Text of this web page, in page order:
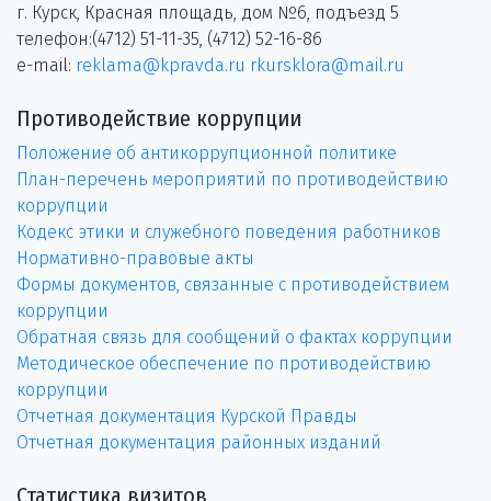
г. Курск, Красная площадь, дом №6, подъезд 5
телефон:(4712) 51-11-35, (4712) 52-16-86
e-mail: reklama@kpravda.ru rkursklora@mail.ru
Противодействие коррупции
Положение об антикоррупционной политике
План-перечень мероприятий по противодействию
коррупции
Кодекс этики и служебного поведения работников
Нормативно-правовые акты
Формы документов, связанные с противодействием
коррупции
Обратная связь для сообщений о фактах коррупции
Методическое обеспечение по противодействию
коррупции
Отчетная документация Курской Правды
Отчетная документация районных изданий
Статистика визитов